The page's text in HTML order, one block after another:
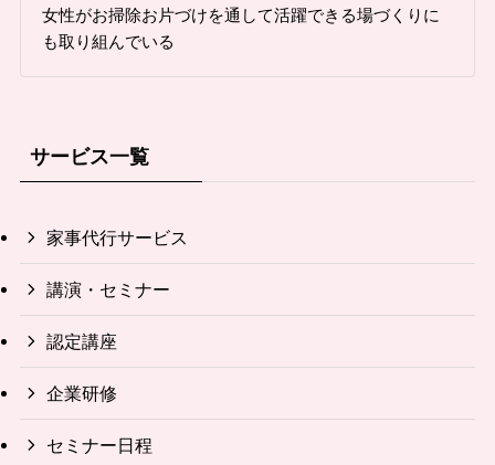
女性がお掃除お片づけを通して活躍できる場づくりに
も取り組んでいる
サービス一覧
家事代行サービス
講演・セミナー
認定講座
企業研修
セミナー日程